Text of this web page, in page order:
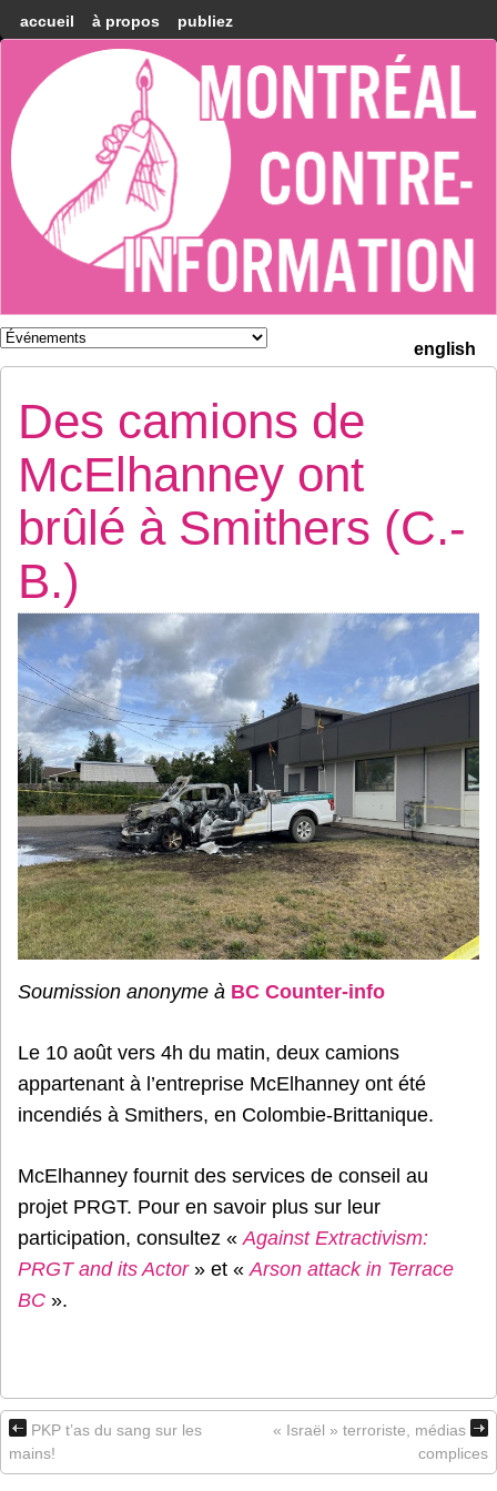
accueil à propos publiez
Montréal
Counter-
information
english
Des camions de
McElhanney ont
brûlé à Smithers (C.-
B.)
Soumission anonyme à BC Counter-info
Le 10 août vers 4h du matin, deux camions
appartenant à l’entreprise McElhanney ont été
incendiés à Smithers, en Colombie-Brittanique.
McElhanney fournit des services de conseil au
projet PRGT. Pour en savoir plus sur leur
participation, consultez « Against Extractivism:
PRGT and its Actor» et « Arson attack in Terrace
BC ».
PKP t’as du sang sur les
mains!
« Israël » terroriste, médias
complices